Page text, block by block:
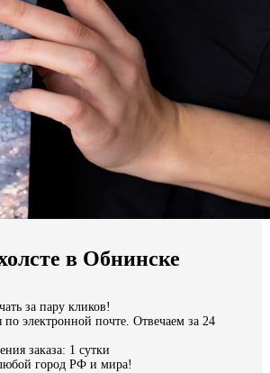
мирув Обнинске
за пару кликов!
по электронной почте. Отвечаем за 24
заказа: 1 сутки
город РФ и мира!